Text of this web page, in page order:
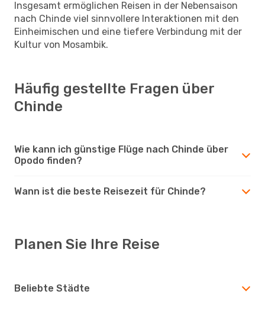
Insgesamt ermöglichen Reisen in der Nebensaison
nach Chinde viel sinnvollere Interaktionen mit den
Einheimischen und eine tiefere Verbindung mit der
Kultur von Mosambik.
Häufig gestellte Fragen über
Chinde
Wie kann ich günstige Flüge nach Chinde über
Opodo finden?
Wann ist die beste Reisezeit für Chinde?
Planen Sie Ihre Reise
Beliebte Städte